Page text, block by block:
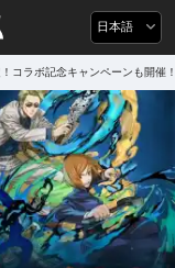
日本語
コラボ記念キャンペーンも開催